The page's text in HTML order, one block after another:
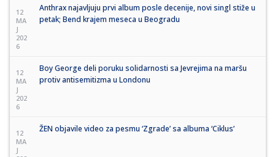
12
MA
J
202
6
Anthrax najavljuju prvi album posle decenije, novi singl stiže u
petak; Bend krajem meseca u Beogradu
12
MA
J
202
6
Boy George deli poruku solidarnosti sa Jevrejima na maršu
protiv antisemitizma u Londonu
12
MA
J
ŽEN objavile video za pesmu ‘Zgrade’ sa albuma ‘Ciklus’